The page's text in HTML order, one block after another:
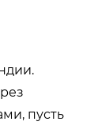
пусть